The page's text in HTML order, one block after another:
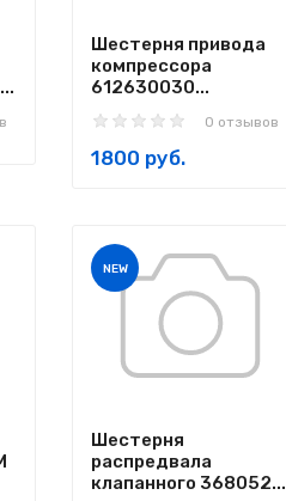
Шестерня привода
компрессора
612630030...
0 отзывов
1800 руб.
NEW
Шестерня
распредвала
клапанного 368052...